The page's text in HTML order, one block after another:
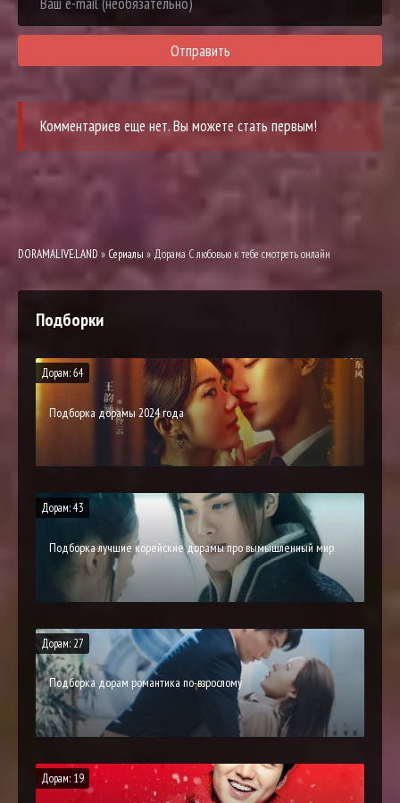
Отправить
Комментариев еще нет. Вы можете стать первым!
DORAMALIVE.LAND » Сериалы » Дорама С любовью к тебе смотреть онлайн
Подборки
Дорам: 64
Подборка дорамы 2024 года
Дорам: 43
Подборка лучшие корейские дорамы про вымышленный мир
Дорам: 27
Подборка дорам романтика по-взрослому
Дорам: 19